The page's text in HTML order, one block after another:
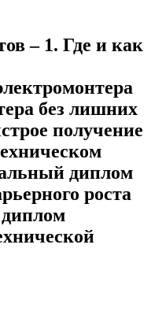
– 1. Где и как
без лишних
получение
диплом
роста